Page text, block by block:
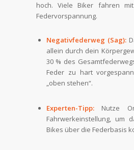
hoch. Viele Biker fahren
Federvorspannung.
Negativfederweg (Sag):
allein durch dein
30 % des
Feder zu hart
„oben stehen“.
Experten-Tipp:Nutze
Fahrwerkeinstellung, um
Bikes über die Federbasis